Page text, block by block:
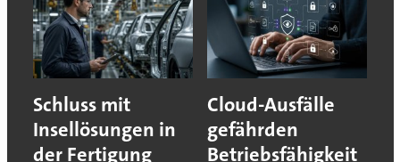
Schluss mit
Insellösungen in
der Fertigung
Cloud-Ausfälle
gefährden
Betriebsfähigkeit